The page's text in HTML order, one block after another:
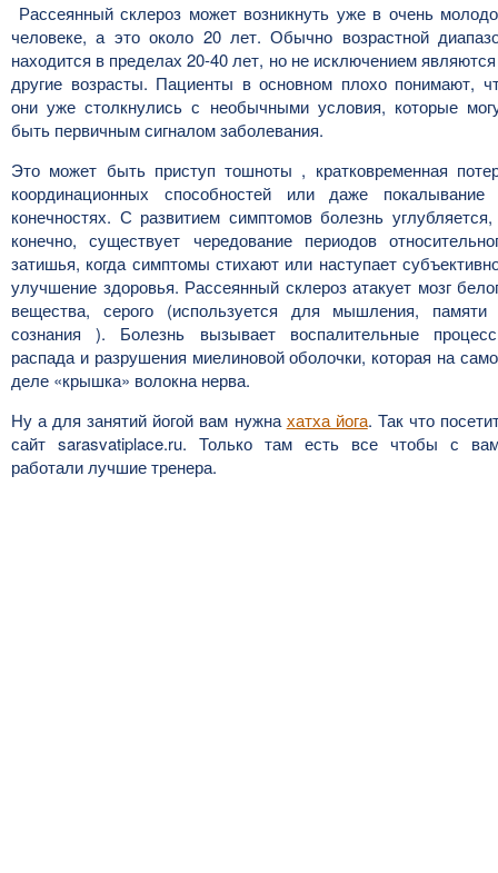
Рассеянный склероз может возникнуть уже в очень
человеке, а это около 20 лет. Обычно возрастной
находится в пределах 20-40 лет, но не исключением
другие возрасты. Пациенты в основном плохо понимают,
они уже столкнулись с необычными условия, которые
быть первичным сигналом заболевания.
Это может быть приступ тошноты , кратковременная
координационных способностей или даже покалывание
конечностях. С развитием симптомов болезнь
конечно, существует чередование периодов
затишья, когда симптомы стихают или наступает
улучшение здоровья. Рассеянный склероз атакует мозг
вещества, серого (используется для мышления, памяти
сознания ). Болезнь вызывает воспалительные
распада и разрушения миелиновой оболочки, которая на
деле «крышка» волокна нерва.
Ну а для занятий йогой вам нужна хатха йога. Так что
сайт sarasvatiplace.ru. Только там есть все чтобы с
работали лучшие тренера.